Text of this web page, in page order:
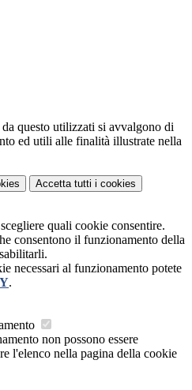
questo utilizzati si avvalgono di
ed utili alle finalità illustrate nella
Accetta tutti i cookies
quali cookie consentire.
consentono il funzionamento della
necessari al funzionamento potete
.
non possono essere
l'elenco nella pagina della cookie